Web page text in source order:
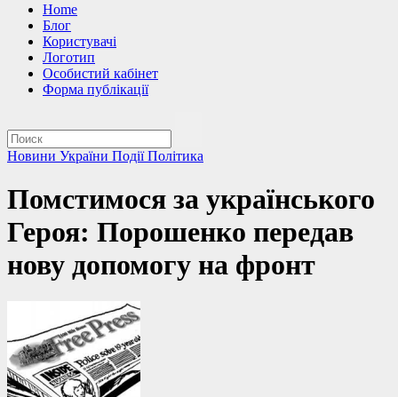
Home
Блог
Користувачі
Логотип
Особистий кабінет
Форма публікації
Новини України ПодіїПолітика
Помстимося за українського
Героя: Порошенко передав
нову допомогу на фронт